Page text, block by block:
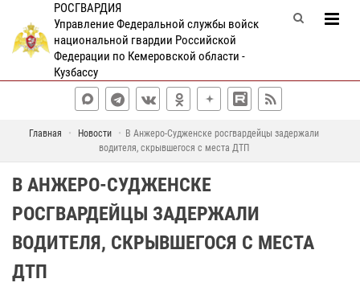
РОСГВАРДИЯ
Управление Федеральной службы войск
национальной гвардии Российской
Федерации по Кемеровской области -
Кузбассу
Главная Новости
В Анжеро-Судженске росгвардейцы задержали
водителя, скрывшегося с места ДТП
В АНЖЕРО-СУДЖЕНСКЕ
РОСГВАРДЕЙЦЫ ЗАДЕРЖАЛИ
ВОДИТЕЛЯ, СКРЫВШЕГОСЯ С МЕСТА
ДТП